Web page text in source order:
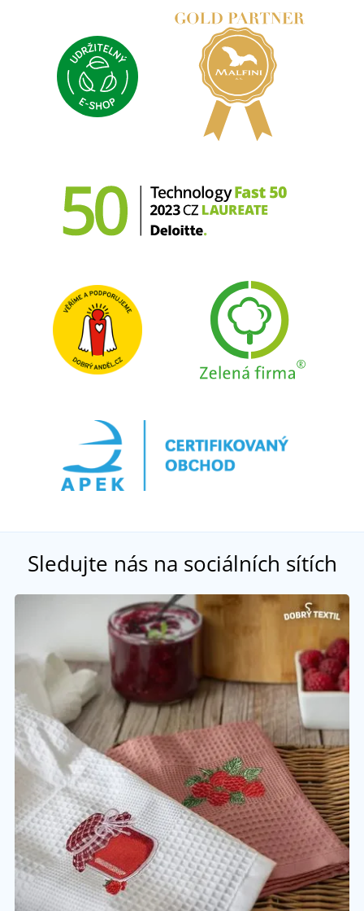
Sledujte nás na sociálních sítích